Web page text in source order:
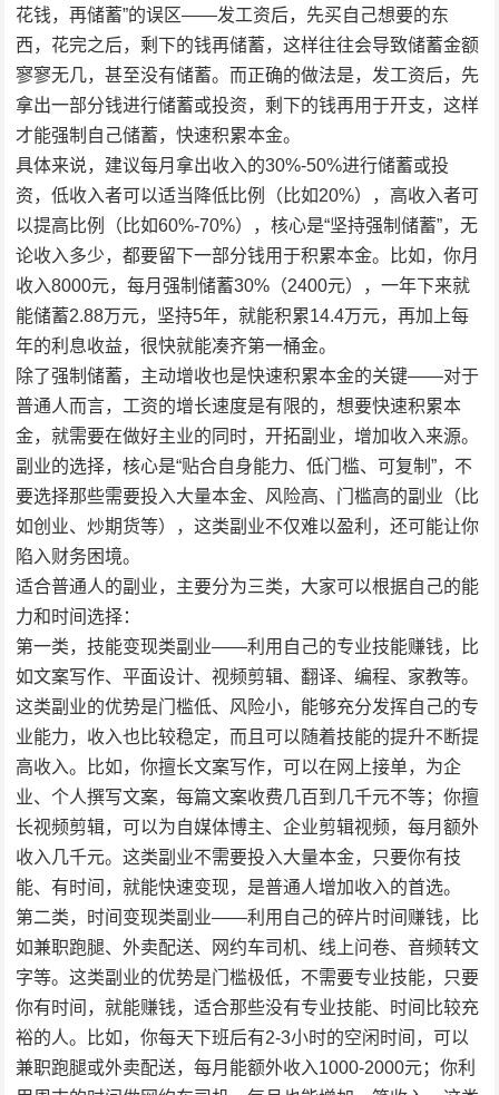
花钱，再储蓄”的误区——发工资后，先买自己想要的东
西，花完之后，剩下的钱再储蓄，这样往往会导致储蓄金额
寥寥无几，甚至没有储蓄。而正确的做法是，发工资后，先
拿出一部分钱进行储蓄或投资，剩下的钱再用于开支，这样
才能强制自己储蓄，快速积累本金。
具体来说，建议每月拿出收入的30%-50%进行储蓄或投
资，低收入者可以适当降低比例（比如20%），高收入者可
以提高比例（比如60%-70%），核心是“坚持强制储蓄”，无
论收入多少，都要留下一部分钱用于积累本金。比如，你月
收入8000元，每月强制储蓄30%（2400元），一年下来就
能储蓄2.88万元，坚持5年，就能积累14.4万元，再加上每
年的利息收益，很快就能凑齐第一桶金。
除了强制储蓄，主动增收也是快速积累本金的关键——对于
普通人而言，工资的增长速度是有限的，想要快速积累本
金，就需要在做好主业的同时，开拓副业，增加收入来源。
副业的选择，核心是“贴合自身能力、低门槛、可复制”，不
要选择那些需要投入大量本金、风险高、门槛高的副业（比
如创业、炒期货等），这类副业不仅难以盈利，还可能让你
陷入财务困境。
适合普通人的副业，主要分为三类，大家可以根据自己的能
力和时间选择：
第一类，技能变现类副业——利用自己的专业技能赚钱，比
如文案写作、平面设计、视频剪辑、翻译、编程、家教等。
这类副业的优势是门槛低、风险小，能够充分发挥自己的专
业能力，收入也比较稳定，而且可以随着技能的提升不断提
高收入。比如，你擅长文案写作，可以在网上接单，为企
业、个人撰写文案，每篇文案收费几百到几千元不等；你擅
长视频剪辑，可以为自媒体博主、企业剪辑视频，每月额外
收入几千元。这类副业不需要投入大量本金，只要你有技
能、有时间，就能快速变现，是普通人增加收入的首选。
第二类，时间变现类副业——利用自己的碎片时间赚钱，比
如兼职跑腿、外卖配送、网约车司机、线上问卷、音频转文
字等。这类副业的优势是门槛极低，不需要专业技能，只要
你有时间，就能赚钱，适合那些没有专业技能、时间比较充
裕的人。比如，你每天下班后有2-3小时的空闲时间，可以
兼职跑腿或外卖配送，每月能额外收入1000-2000元；你利